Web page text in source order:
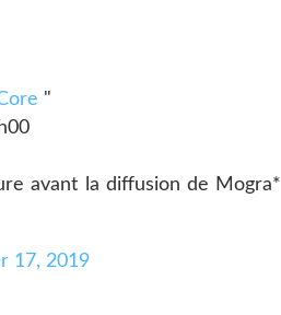
"
avant la diffusion de Mogra*
17, 2019